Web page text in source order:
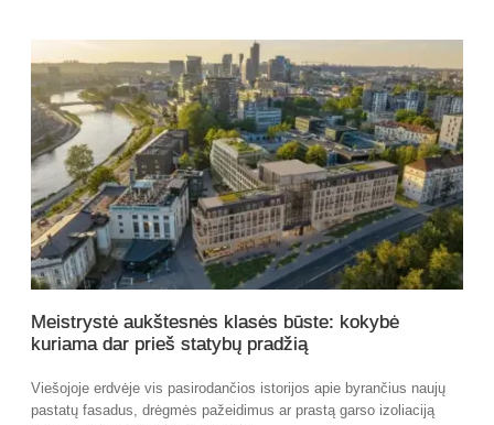
Meistrystė aukštesnės klasės būste: kokybė
kuriama dar prieš statybų pradžią
Viešojoje erdvėje vis pasirodančios istorijos apie byrančius naujų
pastatų fasadus, drėgmės pažeidimus ar prastą garso izoliaciją